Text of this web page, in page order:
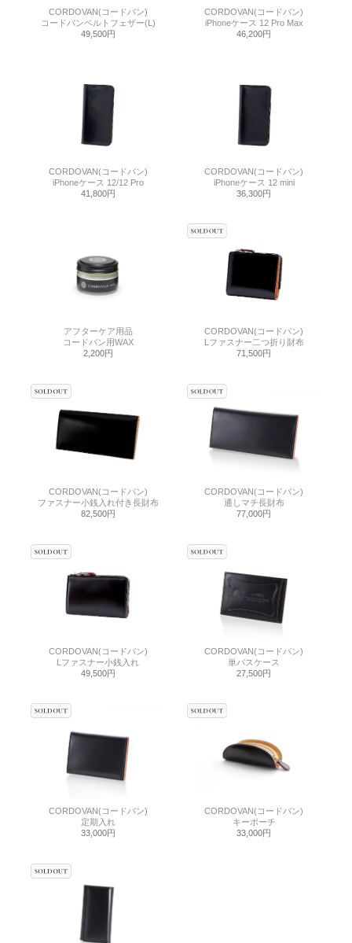
CORDOVAN(コードバン)
コードバンベルトフェザー(L)
49,500円
CORDOVAN(コードバン)
iPhoneケース 12 Pro Max
46,200円
CORDOVAN(コードバン)
iPhoneケース 12/12 Pro
41,800円
CORDOVAN(コードバン)
iPhoneケース 12 mini
36,300円
アフターケア用品
コードバン用WAX
2,200円
CORDOVAN(コードバン)
Lファスナー二つ折り財布
71,500円
CORDOVAN(コードバン)
ファスナー小銭入れ付き長財布
82,500円
CORDOVAN(コードバン)
通しマチ長財布
77,000円
CORDOVAN(コードバン)
Lファスナー小銭入れ
49,500円
CORDOVAN(コードバン)
単パスケース
27,500円
CORDOVAN(コードバン)
定期入れ
33,000円
CORDOVAN(コードバン)
キーポーチ
33,000円